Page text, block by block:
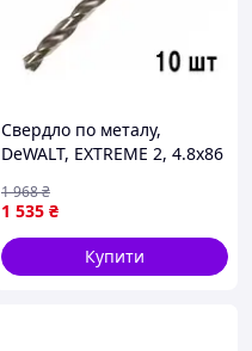
Свердло по металу,
DeWALT, EXTREME 2, 4.8x86
1 535 ₴
1 968₴
Купити